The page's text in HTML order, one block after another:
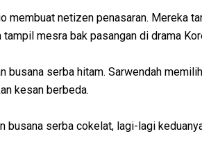
membuat netizen penasaran. Mereka
mesra bak pasangan di drama
busana serba hitam. Sarwendah
kesan berbeda.
busana serba cokelat, lagi-lagi